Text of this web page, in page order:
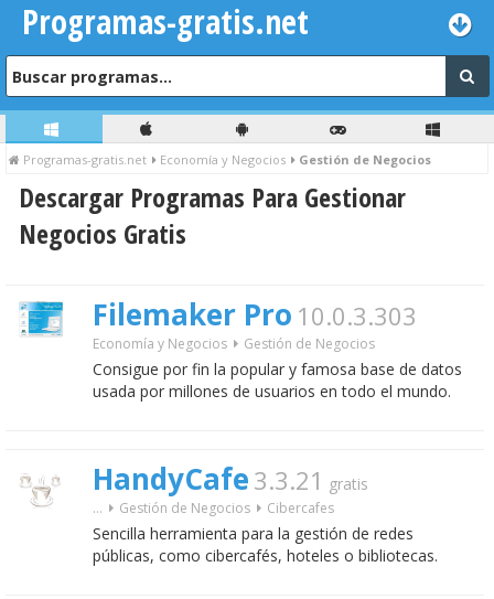
Programas-gratis.net
Programas-gratis.net Economía y Negocios Gestión de Negocios
Descargar Programas Para Gestionar
Negocios Gratis
Filemaker Pro 10.0.3.303
Economía y Negocios Gestión de Negocios
Consigue por fin la popular y famosa base de datos
usada por millones de usuarios en todo el mundo.
HandyCafe 3.3.21 gratis
... Gestión de Negocios Cibercafes
Sencilla herramienta para la gestión de redes
públicas, como cibercafés, hoteles o bibliotecas.